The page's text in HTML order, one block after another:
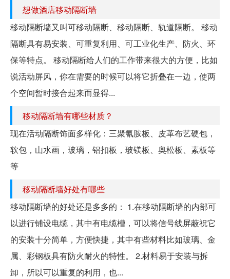
想做酒店移动隔断墙
移动隔断墙又叫可移动隔断、移动隔断、轨道隔断。 移动
隔断具有易安装、可重复利用、可工业化生产、防火、环
保等特点。 移动隔断给人们的工作带来很大的方便，比如
说活动屏风，你在需要的时候可以将它折叠在一边，使两
个空间暂时接合起来而显得...
移动隔断墙有哪些材质？
现在活动隔断饰面多样化：三聚氰胺板、皮革布艺硬包，
软包，山水画，玻璃，铝扣板，玻镁板、奥松板、素板等
等
移动隔断墙好处有哪些
移动隔断墙的好处还是多多的： 1.在移动隔断墙的内部可
以进行铺设电缆，其中有电缆槽，可以将信号线屏蔽祝它
的安装十分简单，方便快捷，其中有些材料比如玻璃、金
属、彩钢板具有防火耐火的特性。 2.材料易于安装与拆
卸，所以可以重复的利用，也...